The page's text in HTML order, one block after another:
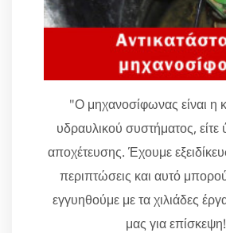
"Ο μηχανοσίφωνας είναι η
υδραυλικού συστήματος, είτε
αποχέτευσης. Έχουμε
περιπτώσεις και αυτό
εγγυηθούμε με τα χιλιάδες
μας για